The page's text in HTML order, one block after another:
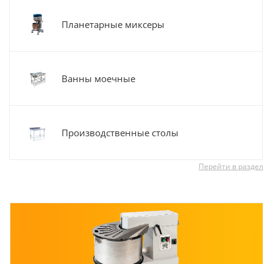
Планетарные миксеры
Ванны моечные
Производственные столы
Перейти в раздел